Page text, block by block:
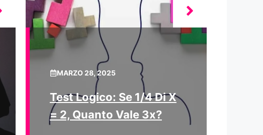
MARZO 28, 2025
Test Logico: Se 1/4 Di X
= 2, Quanto Vale 3x?